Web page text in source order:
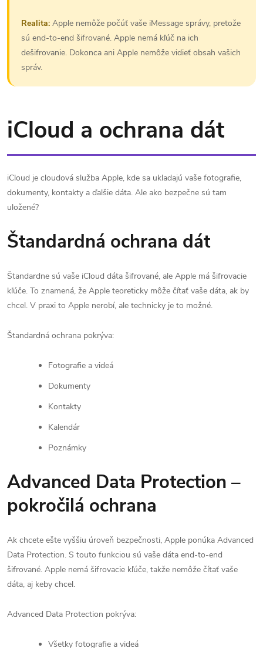
Realita: Apple nemôže počúť vaše iMessage správy, pretože
sú end-to-end šifrované. Apple nemá kľúč na ich
dešifrovanie. Dokonca ani Apple nemôže vidieť obsah vašich
správ.
iCloud a ochrana dát
iCloud je cloudová služba Apple, kde sa ukladajú vaše fotografie,
dokumenty, kontakty a ďalšie dáta. Ale ako bezpečne sú tam
uložené?
Štandardná ochrana dát
Štandardne sú vaše iCloud dáta šifrované, ale Apple má šifrovacie
kľúče. To znamená, že Apple teoreticky môže čítať vaše dáta, ak by
chcel. V praxi to Apple nerobí, ale technicky je to možné.
Štandardná ochrana pokrýva:
Fotografie a videá
Dokumenty
Kontakty
Kalendár
Poznámky
Advanced Data Protection –
pokročilá ochrana
Ak chcete ešte vyššiu úroveň bezpečnosti, Apple ponúka Advanced
Data Protection. S touto funkciou sú vaše dáta end-to-end
šifrované. Apple nemá šifrovacie kľúče, takže nemôže čítať vaše
dáta, aj keby chcel.
Advanced Data Protection pokrýva:
Všetky fotografie a videá